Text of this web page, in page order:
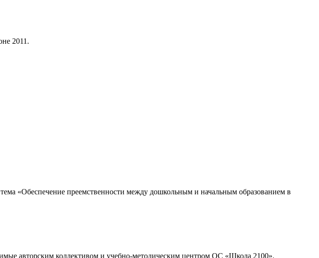
2011.
«Обеспечение преемственности между дошкольным и начальным образованием в
авторским коллективом и учебно-методическим центром ОС «Школа 2100».